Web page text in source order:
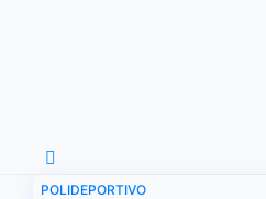
POLIDEPORTIVO